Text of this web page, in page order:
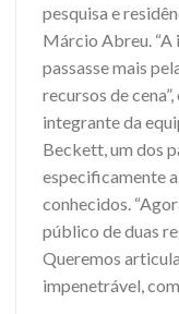
pesquisa e
Márcio Abreu. “A
passasse mais
recursos de
integrante da
Beckett, um dos
especificamente
conhecidos.
público de duas
Queremos
impenetrável, com